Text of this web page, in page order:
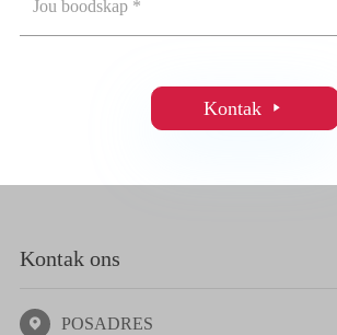
Kontak 
Kontak ons

POSADRES